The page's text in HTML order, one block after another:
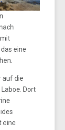
eine
auf die
Dort
eine